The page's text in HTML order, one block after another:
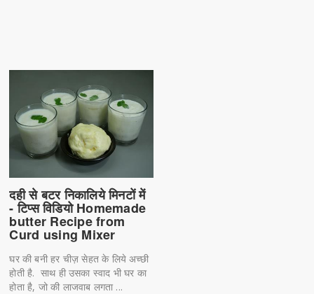
दही से बटर निकालिये मिनटों में
- टिप्स विडियो Homemade
butter Recipe from
Curd using Mixer
घर की बनी हर चीज़ सेहत के लिये अच्छी
होती है. साथ ही उसका स्वाद भी घर का
होता है, जो की लाजवाब लगता ...